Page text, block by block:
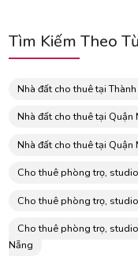
Tìm Kiếm Theo
Nhà đất cho thuê tại
Nhà đất cho thuê tại Quận
Nhà đất cho thuê tại Quận
Cho thuê phòng trọ,
Cho thuê phòng trọ,
Cho thuê phòng trọ,
Nẵng